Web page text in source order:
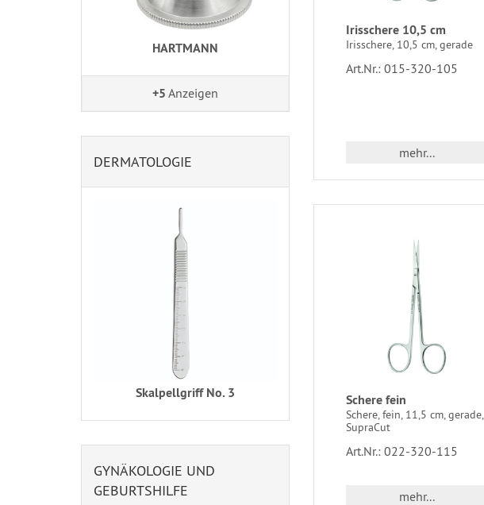
Irisschere 10,5 cm
Irisschere, 10,5 cm, gerade
Art.Nr.: 015-320-105
mehr...
Schere fein
Schere, fein, 11,5 cm, gerade,
SupraCut
Art.Nr.: 022-320-115
mehr...
HARTMANN
+5 Anzeigen
DERMATOLOGIE
Skalpellgriff No. 3
GYNÄKOLOGIE UND
GEBURTSHILFE